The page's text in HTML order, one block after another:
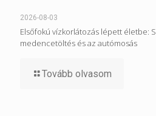
2026-08-03
Elsőfokú vízkorlátozás lépett életbe:
medencetöltés és az autómosás
Tovább olvasom